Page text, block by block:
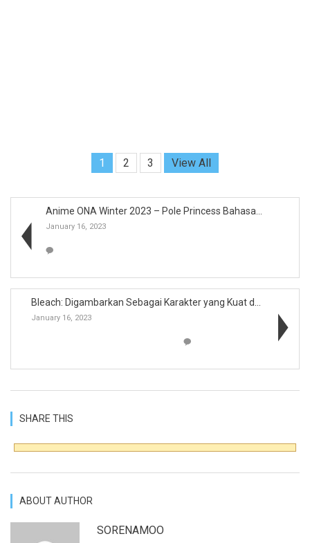
1 2 3 View All
Anime ONA Winter 2023 – Pole Princess Bahasa...
January 16, 2023
Bleach: Digambarkan Sebagai Karakter yang Kuat dan...
January 16, 2023
SHARE THIS
ABOUT AUTHOR
SORENAMOO